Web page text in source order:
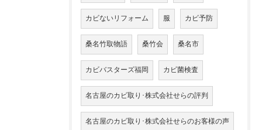
カビないリフォーム 服 カビ予防
桑名竹取物語 桑竹会 桑名市
カビバスターズ福岡 カビ菌検査
名古屋のカビ取り･株式会社せらの評判
名古屋のカビ取り･株式会社せらのお客様の声